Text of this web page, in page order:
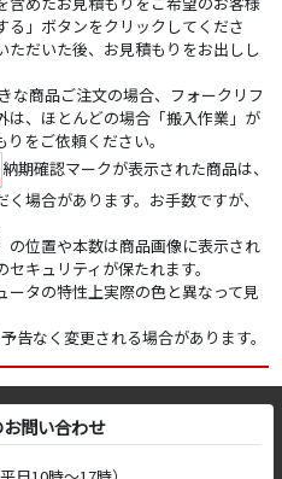
る」ボタンをクリックしてくださ
ただいた後、お見積もりをお出しし
な商品ご注文の場合、フォークリフ
は、ほとんどの場合「搬入作業」が
をご依頼ください。
納期確認マークが表示された商品は、
場合があります。お手数ですが、
の位置や本数は商品画像に表示され
キュリティが保たれます。
ータの特性上実際の色と異なって見
告なく変更される場合があります。
問い合わせ